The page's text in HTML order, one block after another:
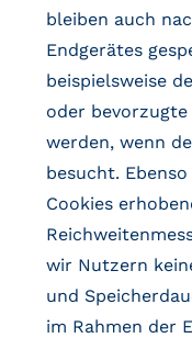
bleiben auch
Endgerätes
beispielsweise
oder
werden, wenn
besucht.
Cookies
wir Nutzern
und
im Rahmen der